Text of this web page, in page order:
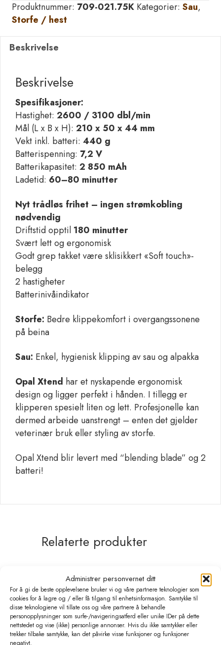
Administrer personvernet ditt
For å gi de beste opplevelsene bruker vi og våre partnere teknologier som
cookies for å lagre og / eller få tilgang til enhetsinformasjon. Samtykke til
disse teknologiene vil tillate oss og våre partnere å behandle
personopplysninger som surfe-/navigeringsatferd eller unike IDer på dette
nettstedet og vise (ikke) personlige annonser. Hvis du ikke samtykker eller
trekker tilbake samtykke, kan det påvirke visse funksjoner og funksjoner
negativt.
antall
Produktnummer: 709-021.75K Kategorier: Sau,
Storfe / hest
Beskrivelse
Beskrivelse
Spesifikasjoner:
Hastighet: 2600 / 3100 dbl/min
Mål (L x B x H): 210 x 50 x 44 mm
Vekt inkl. batteri: 440 g
Batterispenning: 7,2 V
Batterikapasitet: 2 850 mAh
Ladetid: 60–80 minutter
Nyt trådløs frihet – ingen strømkobling
nødvendig
Driftstid opptil 180 minutter
Svært lett og ergonomisk
Godt grep takket være sklisikkert «Soft touch»-
belegg
2 hastigheter
Batterinivåindikator
Storfe: Bedre klippekomfort i overgangssonene
på beina
Sau: Enkel, hygienisk klipping av sau og alpakka
Opal Xtend har et nyskapende ergonomisk
design og ligger perfekt i hånden. I tillegg er
klipperen spesielt liten og lett. Profesjonelle kan
dermed arbeide uanstrengt – enten det gjelder
veterinær bruk eller styling av storfe.
Opal Xtend blir levert med “blending blade” og 2
batteri!
Relaterte produkter